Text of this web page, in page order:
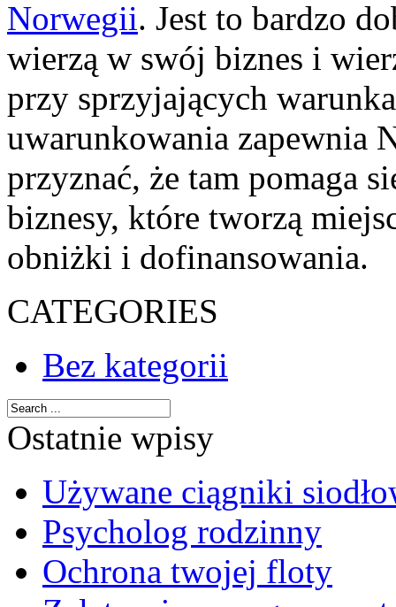
Norwegii. Jest to bardzo
wierzą w swój biznes i
przy sprzyjających
uwarunkowania zapewnia
przyznać, że tam pomaga
biznesy, które tworzą
obniżki i dofinansowania.
CATEGORIES
Bez kategorii
Ostatnie wpisy
Używane ciągniki
Psycholog rodzinny
Ochrona twojej floty